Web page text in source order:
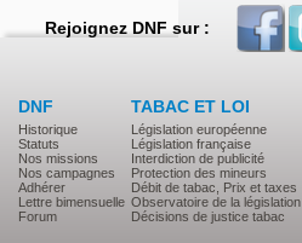
Rejoignez DNF sur :
DNF
Historique
Statuts
Nos missions
Nos campagnes
Adhérer
Lettre bimensuelle
Forum
TABAC ET LOI
Législation européenne
Législation française
Interdiction de publicité
Protection des mineurs
Débit de tabac, Prix et taxes
Observatoire de la législation
Décisions de justice tabac